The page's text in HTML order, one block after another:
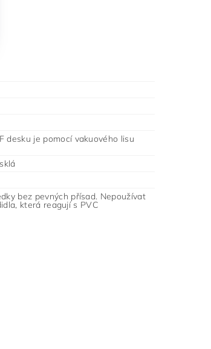
desku je pomocí vakuového lisu
bez pevných přísad. Nepoužívat
která reagují s PVC